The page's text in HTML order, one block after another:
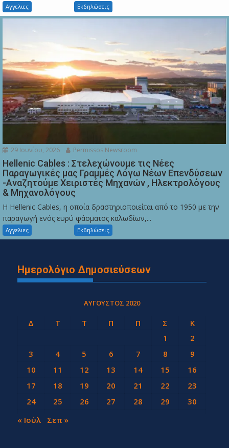
Αγγελιες Εκδηλώσεις
29 Ιουνίου, 2026 Permissos Newsroom
Hellenic Cables : Στελεχώνουμε τις Νέες
Παραγωγικές μας Γραμμές Λόγω Νέων Επενδύσεων
-Αναζητούμε Χειριστές Μηχανών , Ηλεκτρολόγους
& Μηχανολόγους
Η Hellenic Cables, η οποία δραστηριοποιείται από το 1950 με την
παραγωγή ενός ευρύ φάσματος καλωδίων,...
Αγγελιες Εκδηλώσεις
Ημερολόγιο Δημοσιεύσεων
ΑΎΓΟΥΣΤΟΣ 2020
Δ Τ Τ Π Π Σ
Κ
1
2
3
4 5 6 7 8
9
10
11 12 13 14 15
16
17
18 19 20 21 22
23
24
25 26 27 28 29
30
31
« Ιούλ Σεπ »